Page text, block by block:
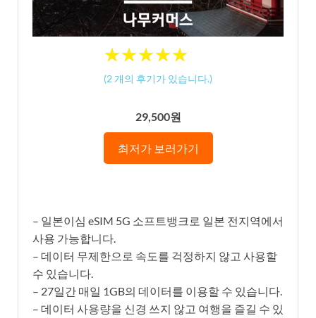
★★★★★
★★★★★
(2 개의 후기가 있습니다.)
29,500원
최저가 보러가기
– 일본이심 eSIM 5G 소프트뱅크로 일본 전지역에서
사용 가능합니다.
– 데이터 무제한으로 속도를 걱정하지 않고 사용할
수 있습니다.
– 27일간 매일 1GB의 데이터를 이용할 수 있습니다.
– 데이터 사용량을 신경 쓰지 않고 여행을 즐길 수 있